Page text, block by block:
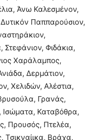
Άνω Καλεσμένον,
Παππαρούσιον,
Φιδάκια,
Χαράλαμπος,
Δερμάτιον,
Χελιδών, Αλέστια,
Γρανάς,
Καταβόθρα,
Προυσός, Πτελέα,
Τσικναίικα, Βράχα,